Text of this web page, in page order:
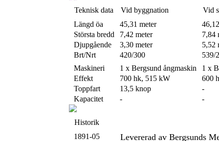
Teknisk data Vid byggnation
Vid
Längd öa
45,31 meter
Största bredd
7,42 meter
7,84
Djupgående
3,30 meter
5,52
Brt/Nrt
420/300
539/
Maskineri
1 x Bergsund ångmaskin
1 x
Effekt
700 hk, 515 kW
600
Toppfart
13,5 knop
-
Kapacitet
- -
Historik
1891-05
Levererad av Bergsunds